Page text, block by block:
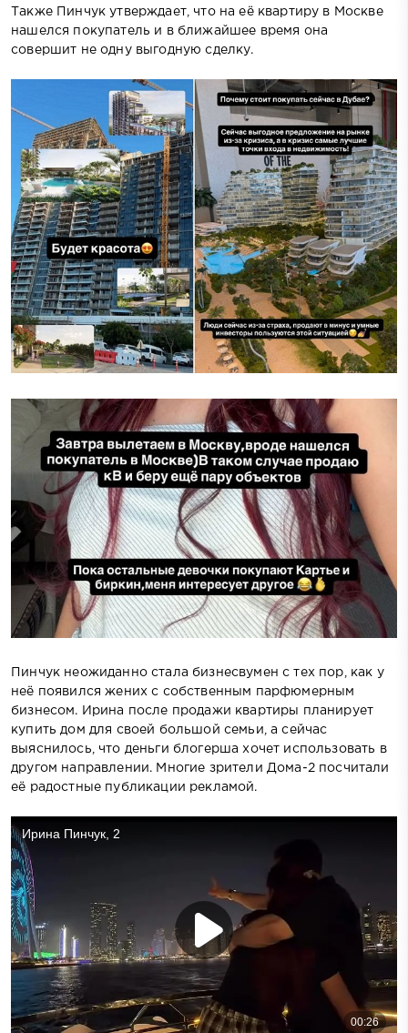
Также Пинчук утверждает, что на её квартиру в Москве
нашелся покупатель и в ближайшее время она
совершит не одну выгодную сделку.
Пинчук неожиданно стала бизнесвумен с тех пор, как у
неё появился жених с собственным парфюмерным
бизнесом. Ирина после продажи квартиры планирует
купить дом для своей большой семьи, а сейчас
выяснилось, что деньги блогерша хочет использовать в
другом направлении. Многие зрители Дома-2 посчитали
её радостные публикации рекламой.